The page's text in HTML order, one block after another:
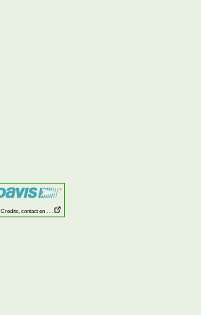
Credits, contact en . . .